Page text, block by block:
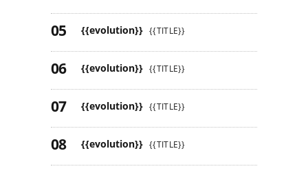
{{evolution}} {{TITLE}}
{{evolution}} {{TITLE}}
{{evolution}} {{TITLE}}
{{evolution}} {{TITLE}}